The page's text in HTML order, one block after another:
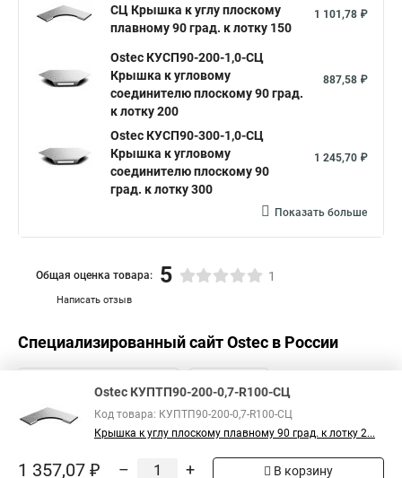
СЦ Крышка к углу плоскому
плавному 90 град. к лотку 150
1 101,78 ₽
Ostec КУСП90-200-1,0-СЦ
Крышка к угловому
соединителю плоскому 90 град.
к лотку 200
887,58 ₽
Ostec КУСП90-300-1,0-СЦ
Крышка к угловому
соединителю плоскому 90
град. к лотку 300
1 245,70 ₽
Показать больше
Написать отзыв
Общая оценка товара: 5 1
Специализированный сайтOstec в России
Ostec КУПТП90-200-0,7-R100-СЦ
Код товара: КУПТП90-200-0,7-R100-СЦ
Крышка к углу плоскому плавному 90 град. к лотку 2...
1 357,07 ₽ – + В корзину